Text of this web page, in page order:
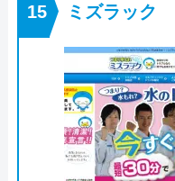
ミズラック